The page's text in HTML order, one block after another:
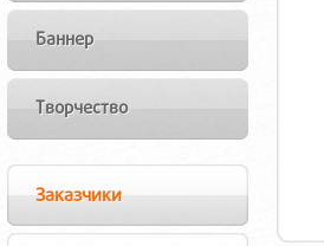
Баннер
Творчество
Заказчики